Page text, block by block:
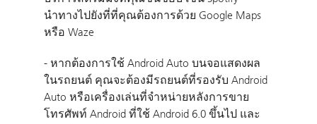
นำทางไปยังที่ที่คุณต้องการด้วย Google Maps
หรือ Waze
- หากต้องการใช้ Android Auto บนจอแสดงผล
ในรถยนต์ คุณจะต้องมีรถยนต์ที่รองรับ Android
Auto หรือเครื่องเล่นที่จำหน่ายหลังการขาย
โทรศัพท์ Android ที่ใช้ Android 6.0 ขึ้นไป และ